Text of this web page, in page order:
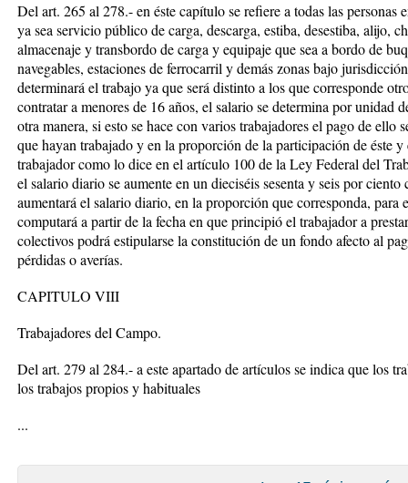
Del art. 265 al 278.- en éste capítulo se refiere a todas las personas
ya sea servicio público de carga, descarga, estiba, desestiba, alijo,
almacenaje y transbordo de carga y equipaje que sea a bordo de
navegables, estaciones de ferrocarril y demás zonas bajo
determinará el trabajo ya que será distinto a los que corresponde
contratar a menores de 16 años, el salario se determina por unidad
otra manera, si esto se hace con varios trabajadores el pago de ello
que hayan trabajado y en la proporción de la participación de éste
trabajador como lo dice en el artículo 100 de la Ley Federal del
el salario diario se aumente en un dieciséis sesenta y seis por
aumentará el salario diario, en la proporción que corresponda, para
computará a partir de la fecha en que principió el trabajador a
colectivos podrá estipularse la constitución de un fondo afecto al
pérdidas o averías.
CAPITULO VIII
Trabajadores del Campo.
Del art. 279 al 284.- a este apartado de artículos se indica que los
los trabajos propios y habituales
...